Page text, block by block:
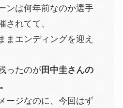
ンは何年前なのか選手
されてて、
まエンディングを迎え
ったのが田中圭さんの
ージなのに、今回はず